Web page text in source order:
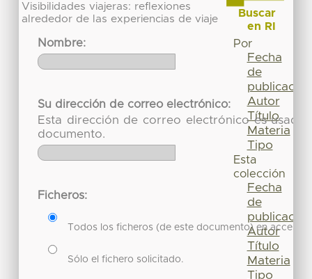
Visibilidades viajeras: reflexiones
alrededor de las experiencias de viaje
Nombre:
Su dirección de correo electrónico:
Esta dirección de correo electrónico es usada
documento.
Ficheros:
Todos los ficheros (de este documento) en acceso
Sólo el fichero solicitado.
Buscar
en RI
Por
Fecha
de
publicación
Autor
Título
Materia
Tipo
Esta
colección
Fecha
de
publicación
Autor
Título
Materia
Tipo